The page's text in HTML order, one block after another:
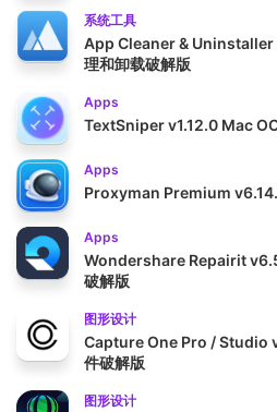
系统工具
App Cleaner &
理和卸载破解版
Apps
TextSniper v1.12.0 Mac
Apps
Proxyman Premium
Apps
Wondershare Repairit
破解版
图形设计
Capture One Pro / Studio
件破解版
图形设计